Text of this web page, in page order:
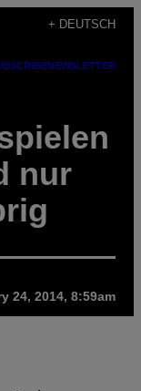
+ DEUTSCH
NEWSLETTER
nur
24, 2014, 8:59am